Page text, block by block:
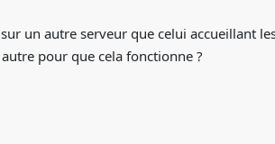
un autre serveur que celui accueillant
pour que cela fonctionne ?